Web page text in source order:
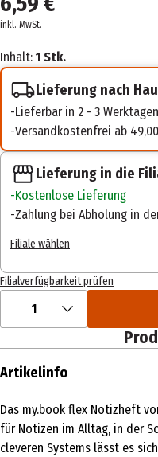
inkl. MwSt.
Inhalt: 1 Stk.
Lieferung nach
Lieferbar in 2 - 3 Werktagen
Versandkostenfrei ab
Lieferung in die
Kostenlose Lieferung
Zahlung bei Abholung in
Filiale wählen
Filialverfügbarkeit prüfen
1
Artikelinfo
Das my.book flex Notizheft
für Notizen im Alltag, in der
cleveren Systems lässt es